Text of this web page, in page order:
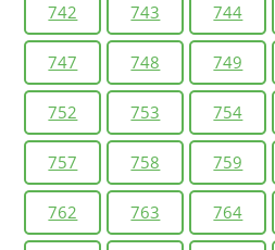
742 743 744
747 748 749
752 753 754
757 758 759
762 763 764